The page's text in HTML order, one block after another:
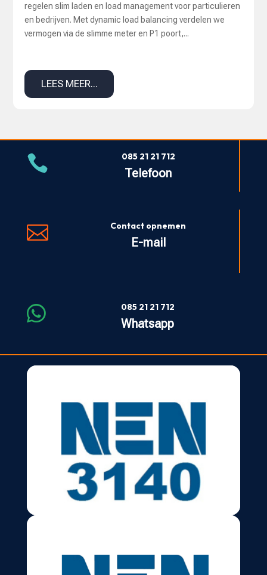
regelen slim laden en load management voor particulieren
en bedrijven. Met dynamic load balancing verdelen we
vermogen via de slimme meter en P1 poort,...
LEES MEER...
 085 21 21 712
Telefoon
 Contact opnemen
E-mail
 085 21 21 712
Whatsapp